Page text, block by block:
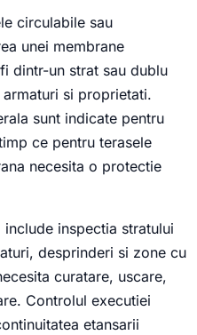
circulabile sau
unei membrane
dintr-un strat sau dublu
si proprietati.
sunt indicate pentru
ce pentru terasele
necesita o protectie
inspectia stratului
desprinderi si zone cu
curatare, uscare,
Controlul executiei
etansarii